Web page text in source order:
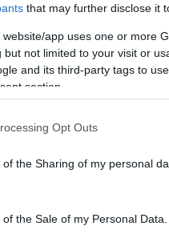
that may further disclose it
app uses one or more
but not limited to your visit or
and its third-party tags to
section.
Opt Outs
the Sharing of my personal
the Sale of my Personal Data.